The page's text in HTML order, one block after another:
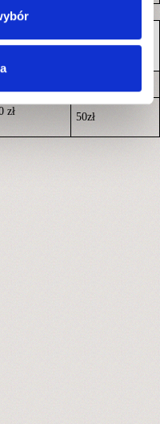
Dodatkowa
zł 50zł